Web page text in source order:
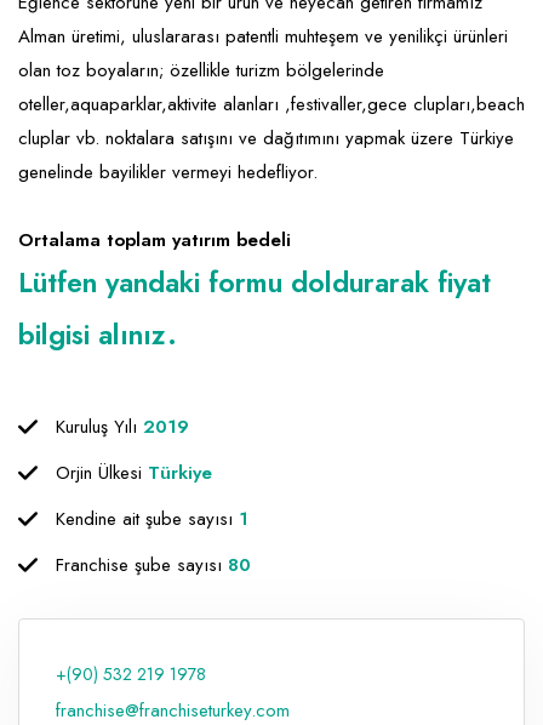
Ev Hizmetleri
Sağlık Güzellik
Turizm - Eğlence
Market FMGC - Katlı Mağaza
Mobilya ve Ev Tekstili
Oyuncak ve Hediyelik
Yapı Malzemesi - Hırdavat
Gayrimenkul
Gıda ve Sarf Malzemeleri
Güvenlik - Temizlik
Hukuk - Marka - Patent ve Tercüme
Isıtma - Soğutma ve Havalandırma
Lojistik - Kargo ve Kurye
Matbaa - Fotoğraf
Mobilya Dekorasyon
Proje - İnşaat ve Tesisat
Raf ve Depo Sistemleri
Seyahat - Rent A Car
Alman üretimi, uluslararası patentli muhteşem ve yenilikçi ürünleri
olan toz boyaların; özellikle turizm bölgelerinde
oteller,aquaparklar,aktivite alanları ,festivaller,gece clupları,beach
cluplar vb. noktalara satışını ve dağıtımını yapmak üzere Türkiye
genelinde bayilikler vermeyi hedefliyor.
Ortalama toplam yatırım bedeli
Lütfen yandaki formu doldurarak fiyat
bilgisi alınız.
Kuruluş Yılı 2019
Orjin Ülkesi Türkiye
Kendine ait şube sayısı 1
Franchise şube sayısı 80
+(90) 532 219 1978
franchise@franchiseturkey.com